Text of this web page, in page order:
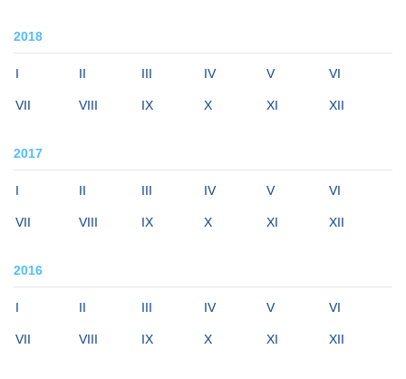
2018
I II III IV V VI
VII VIII IX X XI XII
2017
I II III IV V VI
VII VIII IX X XI XII
2016
I II III IV V VI
VII VIII IX X XI XII